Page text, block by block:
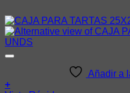
Añadir a
+